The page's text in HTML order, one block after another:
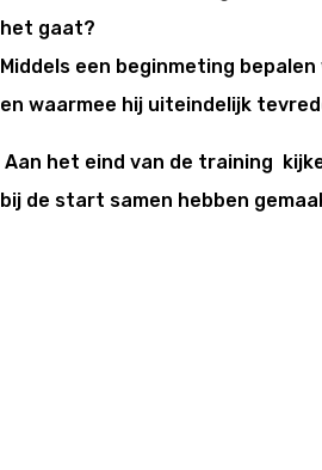
het gaat?
Middels een beginmeting
en waarmee hij uiteindelijk
Aan het eind van de training
bij de start samen hebben